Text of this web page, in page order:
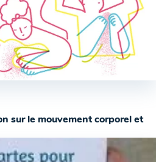
sur le mouvement corporel et